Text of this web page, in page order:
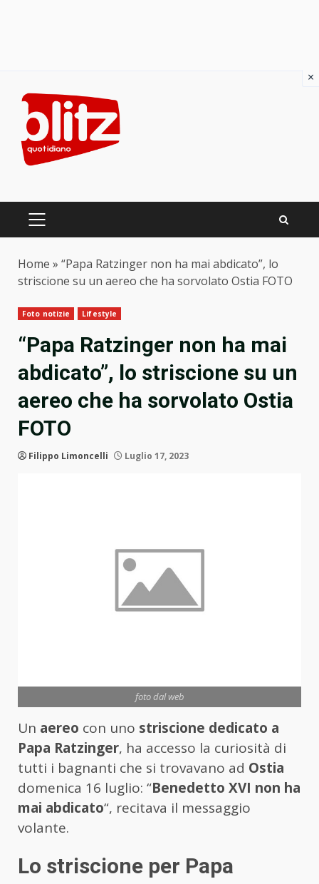
content
PRIMARY
Home » “Papa Ratzinger non ha mai abdicato”, lo
striscione su un aereo che ha sorvolato Ostia FOTO
Foto notizie Lifestyle
“Papa Ratzinger non ha mai
abdicato”, lo striscione su un
aereo che ha sorvolato Ostia
FOTO
Filippo Limoncelli Luglio 17, 2023
foto dal web
Un aereo con uno striscione dedicato a
Papa Ratzinger, ha accesso la curiosità di
tutti i bagnanti che si trovavano ad Ostia
domenica 16 luglio: “Benedetto XVI non ha
mai abdicato“, recitava il messaggio
volante.
Lo striscione per Papa
×